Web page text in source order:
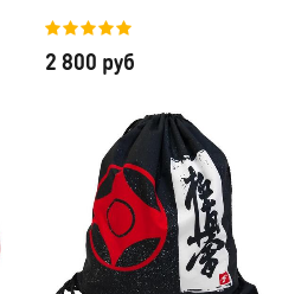
2 800 руб